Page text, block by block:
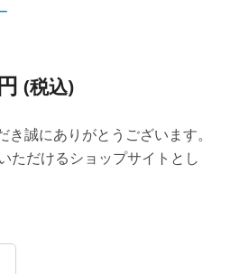
(税込)
誠にありがとうございます。
ただけるショップサイトとし